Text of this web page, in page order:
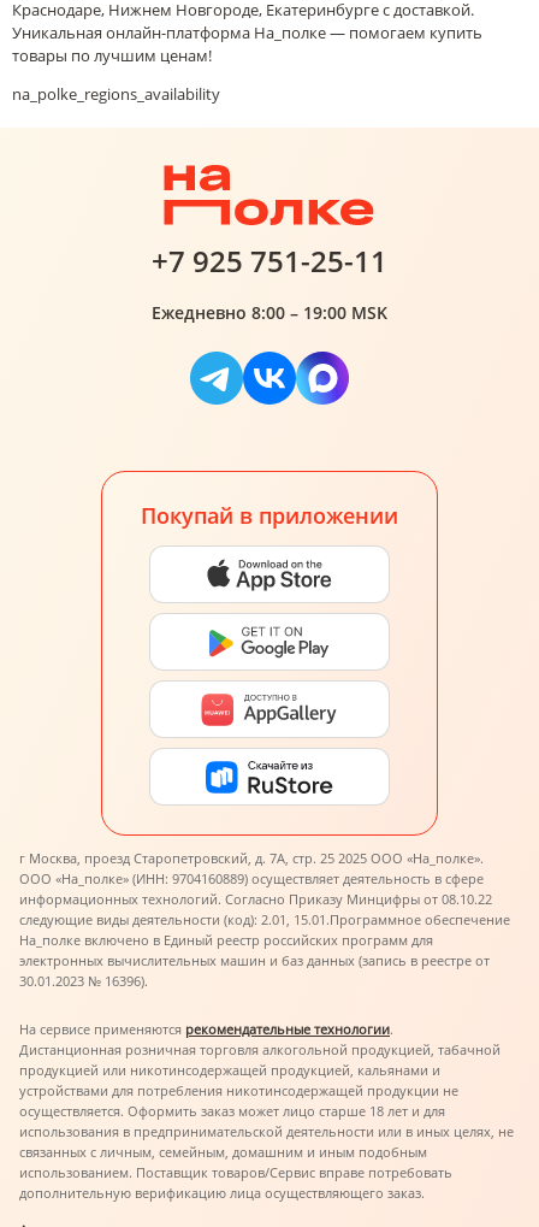
Краснодаре, Нижнем Новгороде, Екатеринбурге с доставкой.
Уникальная онлайн-платформа На_полке — помогаем купить
товары по лучшим ценам!
na_polke_regions_availability
+7 925 751-25-11
Ежедневно 8:00 – 19:00 MSK
Покупай в приложении
г Москва, проезд Старопетровский, д. 7А, стр. 25 2025 ООО «На_полке».
ООО «На_полке» (ИНН: 9704160889) осуществляет деятельность в сфере
информационных технологий. Согласно Приказу Минцифры от 08.10.22
следующие виды деятельности (код): 2.01, 15.01.Программное обеспечение
На_полке включено в Единый реестр российских программ для
электронных вычислительных машин и баз данных (запись в реестре от
30.01.2023 № 16396).
На сервисе применяются рекомендательные технологии.
Дистанционная розничная торговля алкогольной продукцией, табачной
продукцией или никотинсодержащей продукцией, кальянами и
устройствами для потребления никотинсодержащей продукции не
осуществляется. Оформить заказ может лицо старше 18 лет и для
использования в предпринимательской деятельности или в иных целях, не
связанных с личным, семейным, домашним и иным подобным
использованием. Поставщик товаров/Сервис вправе потребовать
дополнительную верификацию лица осуществляющего заказ.